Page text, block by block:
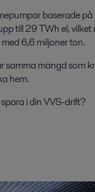
baserade på
till 29 TWh el, vilket
6,6 miljoner ton.
samma mängd som
hem.
i din VVS-drift?